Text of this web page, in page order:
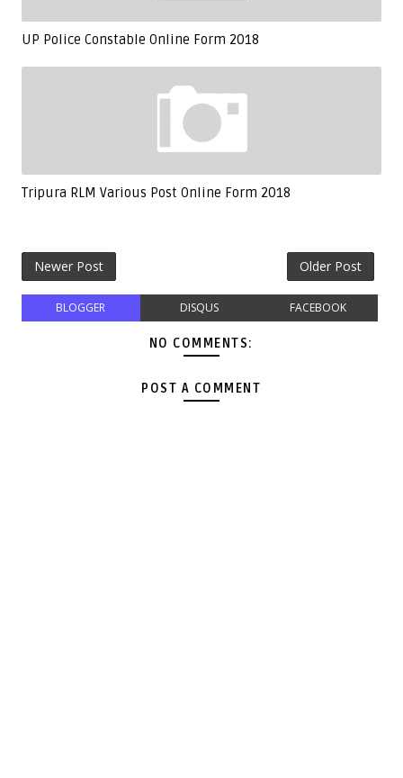
UP Police Constable Online Form 2018
Tripura RLM Various Post Online Form 2018
Newer Post Older Post
BLOGGER DISQUS FACEBOOK
NO COMMENTS:
POST A COMMENT